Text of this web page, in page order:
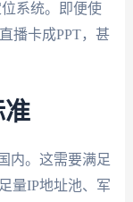
系统。即便使
播卡成PPT，甚
准
内。这需要满足
量IP地址池、军